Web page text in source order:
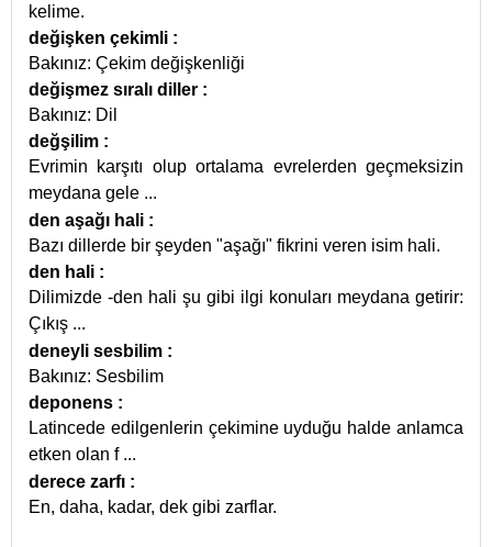
kelime.
değişken çekimli :
Bakınız: Çekim değişkenliği
değişmez sıralı diller :
Bakınız: Dil
değşilim :
Evrimin karşıtı olup ortalama evrelerden geçmeksizin
meydana gele ...
den aşağı hali :
Bazı dillerde bir şeyden "aşağı" fikrini veren isim hali.
den hali :
Dilimizde -den hali şu gibi ilgi konuları meydana getirir:
Çıkış ...
deneyli sesbilim :
Bakınız: Sesbilim
deponens :
Latincede edilgenlerin çekimine uyduğu halde anlamca
etken olan f ...
derece zarfı :
En, daha, kadar, dek gibi zarflar.